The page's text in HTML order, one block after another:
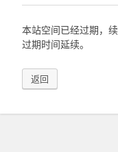
本站空间已经过期，
过期时间延续。
返回